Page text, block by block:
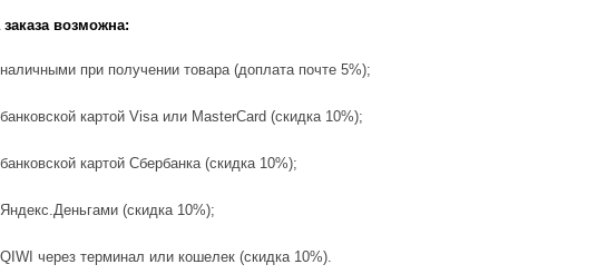
возможна:
при получении товара (доплата почте 5%);
картой Visa или MasterCard (скидка 10%);
картой Сбербанка (скидка 10%);
(скидка 10%);
через терминал или кошелек (скидка 10%).